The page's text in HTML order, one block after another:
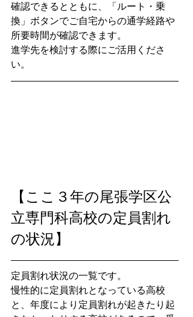
確認できるとともに、「ルート・乗
換」ボタンでご自宅からの通学経路や
所要時間が確認できます。
進学先を検討する際にご活用くださ
い。
【ここ３年の尾張学区公
立専門科高校の定員割れ
の状況】
定員割れ状況の一覧です。
慢性的に定員割れとなっている高校
と、年度により定員割れが起きたり起